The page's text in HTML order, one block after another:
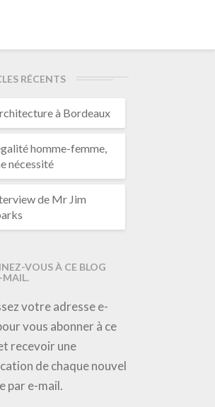
RÉCENTS
à Bordeaux
homme-femme,
nécessité
de Mr Jim
VOUS À CE BLOG
MAIL.
votre adresse e-
vous abonner à ce
recevoir une
de chaque nouvel
par e-mail.